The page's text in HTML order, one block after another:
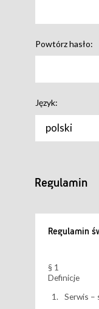
Powtórz hasło:
Język:
polski
Regulamin
Regulamin
§ 1
Definicje
Serwis –